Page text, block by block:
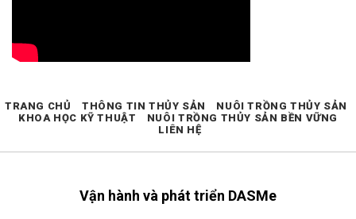
Vận hành và phát triển DASMe
TRANG CHỦ THÔNG TIN THỦY SẢN
NUÔI TRỒNG THỦY SẢN
KHOA HỌC KỸ THUẬT
NUÔI TRỒNG THỦY SẢN BỀN VỮNG
LIÊN HỆ